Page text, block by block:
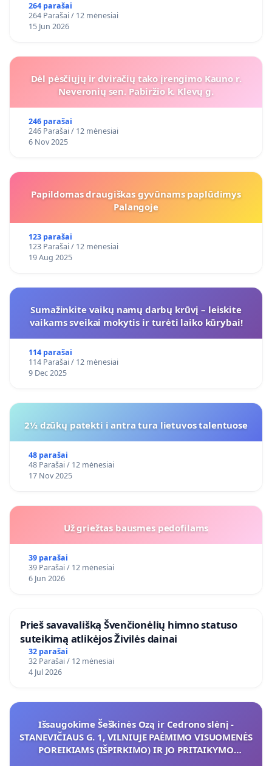
264 parašai
264 Parašai / 12 mėnesiai
15 Jun 2026
Dėl pėsčiųjų ir dviračių tako įrengimo Kauno r.
Neveronių sen. Pabiržio k. Klevų g.
246 parašai
246 Parašai / 12 mėnesiai
6 Nov 2025
Papildomas draugiškas gyvūnams paplūdimys
Palangoje
123 parašai
123 Parašai / 12 mėnesiai
19 Aug 2025
Sumažinkite vaikų namų darbų krūvį – leiskite
vaikams sveikai mokytis ir turėti laiko kūrybai!
114 parašai
114 Parašai / 12 mėnesiai
9 Dec 2025
2½ dzūkų patekti i antra tura lietuvos talentuose
48 parašai
48 Parašai / 12 mėnesiai
17 Nov 2025
Už griežtas bausmes pedofilams
39 parašai
39 Parašai / 12 mėnesiai
6 Jun 2026
​Prieš savavališką Švenčionėlių himno statuso
suteikimą atlikėjos Živilės dainai
32 parašai
32 Parašai / 12 mėnesiai
4 Jul 2026
Išsaugokime Šeškinės Ozą ir Cedrono slėnį -
STANEVIČIAUS G. 1, VILNIUJE PAĖMIMO VISUOMENĖS
POREIKIAMS (IŠPIRKIMO) IR JO PRITAIKYMO